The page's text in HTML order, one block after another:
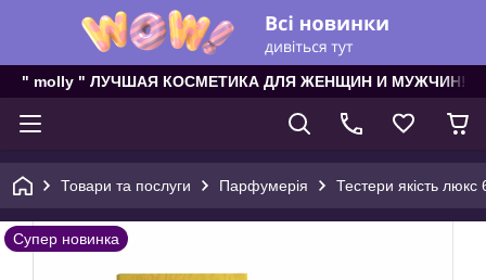
" molly " ЛУЧШАЯ КОСМЕТИКА ДЛЯ ЖЕНЩИН И МУЖЧИН!
Товари та послуги Парфумерія Тестери якість люкс
Супер новинка